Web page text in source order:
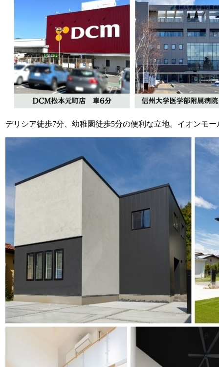
デリシア徒歩7分、幼稚園徒歩5分の便利な立地。イオンモ